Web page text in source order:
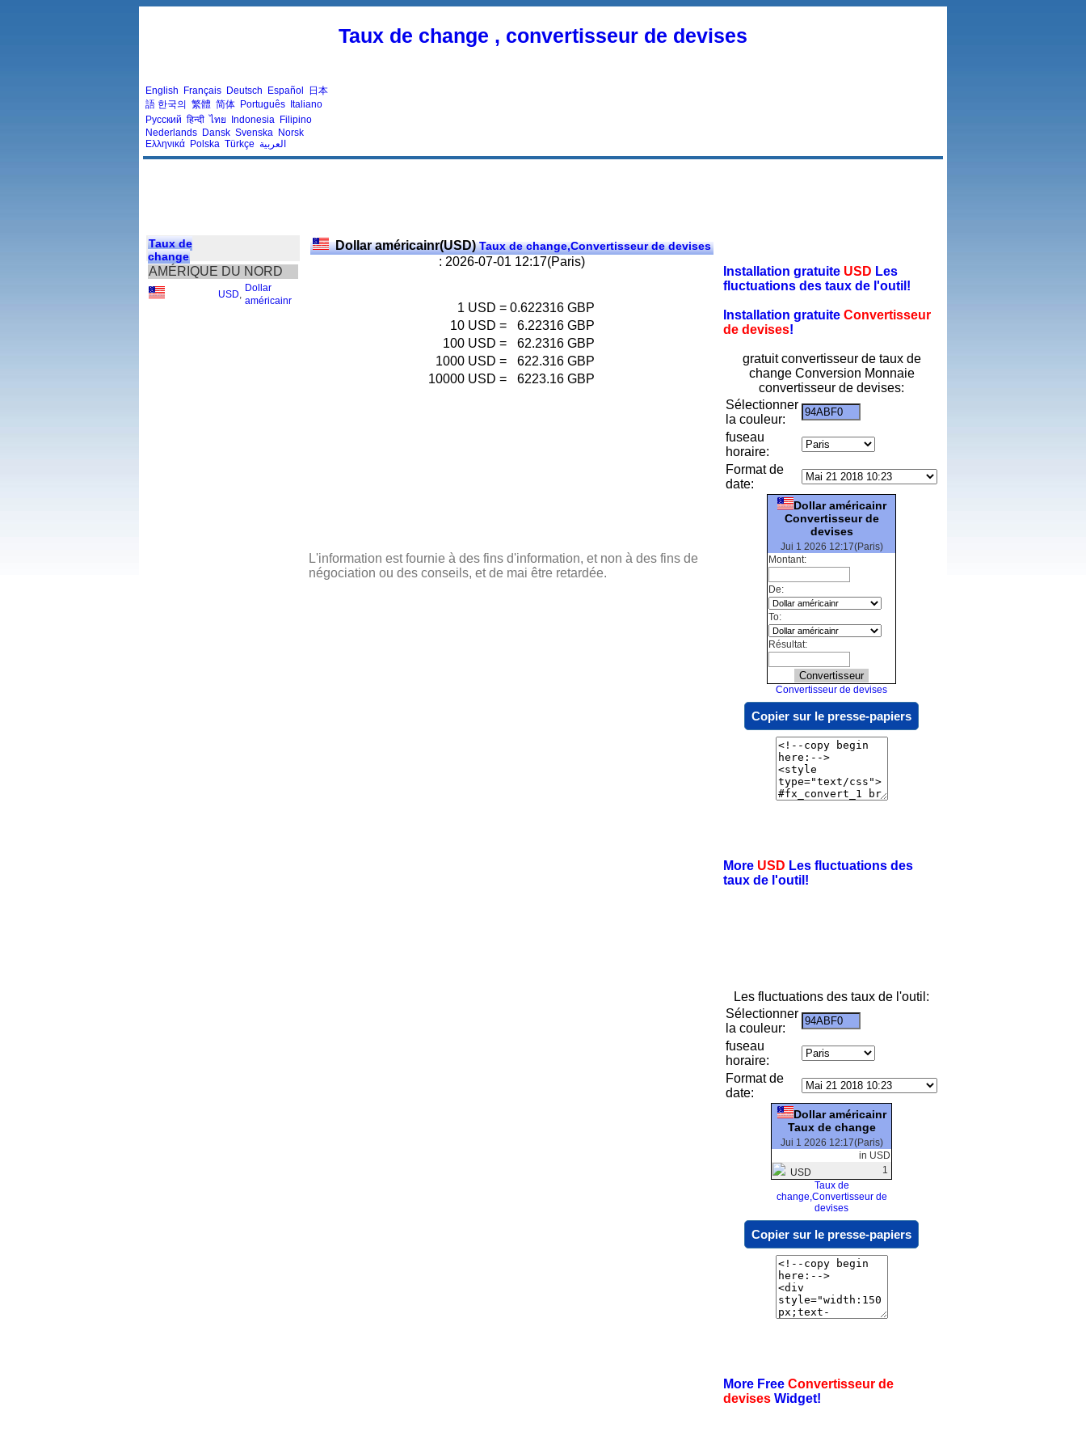
Taux de change , convertisseur de devises
English Français Deutsch Español
日本
語 한국의 繁體 简体 Português Italiano
Русский हिन्दी ไทย Indonesia Filipino
Nederlands Dansk Svenska Norsk
Ελληνικά Polska Türkçe العربية
Taux de
change
AMÉRIQUE DU NORD
USD
Dollar
américainr
Dollar américainr(USD)Taux de change,Convertisseur de devises
: 2026-07-01 12:17(Paris)
1 USD = 0.622316 GBP
10 USD = 6.22316 GBP
100 USD = 62.2316 GBP
1000 USD = 622.316 GBP
10000 USD = 6223.16 GBP
L'information est fournie à des fins d'information, et non à des fins de
négociation ou des conseils, et de mai être retardée.
Installation gratuite USD Les
fluctuations des taux de l'outil!
Installation gratuite Convertisseur
de devises!
gratuit convertisseur de taux de
change Conversion Monnaie
convertisseur de devises:
Sélectionner
la couleur:
fuseau
horaire:
Format de
date:
Dollar américainr
Convertisseur de
devises
Jui 1 2026 12:17(Paris)
Montant:
De:
To:
Résultat:
Convertisseur de devises
Copier sur le presse-papiers
More USD Les fluctuations des
taux de l'outil!
Les fluctuations des taux de l'outil:
Sélectionner
la couleur:
fuseau
horaire:
Format de
date:
Dollar américainr
Taux de change
Jui 1 2026 12:17(Paris)
in USD
USD
1
Taux de
change,Convertisseur de
devises
Copier sur le presse-papiers
More Free Convertisseur de
devises Widget!